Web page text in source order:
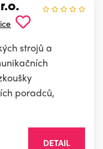
strojů a
poradců,
DETAIL